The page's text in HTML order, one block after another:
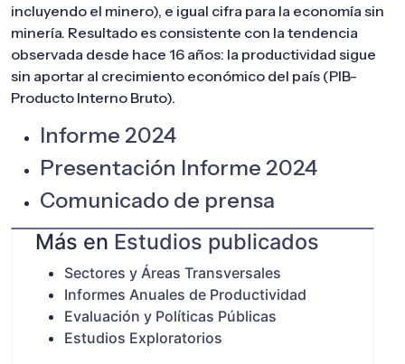
incluyendo el minero), e igual cifra para la economía sin
minería. Resultado es consistente con la tendencia
observada desde hace 16 años: la productividad sigue
sin aportar al crecimiento económico del país (PIB-
Producto Interno Bruto).
Informe 2024
Presentación Informe 2024
Comunicado de prensa
Más en Estudios publicados
Sectores y Áreas Transversales
Informes Anuales de Productividad
Evaluación y Políticas Públicas
Estudios Exploratorios